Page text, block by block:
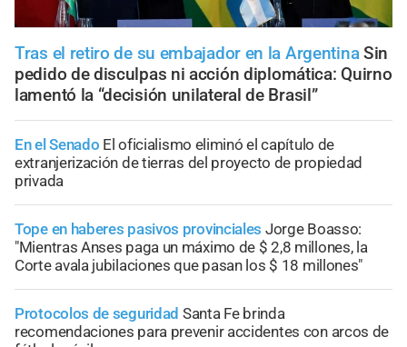
Tras el retiro de su embajador en la Argentina Sin
pedido de disculpas ni acción diplomática: Quirno
lamentó la “decisión unilateral de Brasil”
En el Senado El oficialismo eliminó el capítulo de
extranjerización de tierras del proyecto de propiedad
privada
Tope en haberes pasivos provinciales Jorge Boasso:
"Mientras Anses paga un máximo de $ 2,8 millones, la
Corte avala jubilaciones que pasan los $ 18 millones"
Protocolos de seguridad Santa Fe brinda
recomendaciones para prevenir accidentes con arcos de